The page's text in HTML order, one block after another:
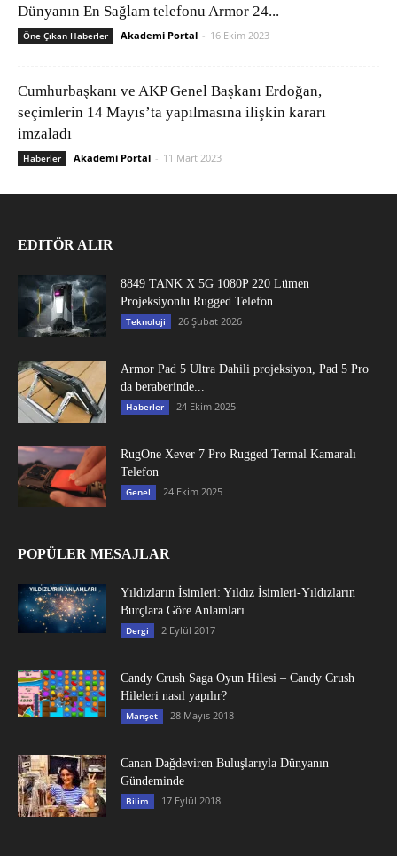
Dünyanın En Sağlam telefonu Armor 24...
Öne Çıkan Haberler Akademi Portal - 16 Ekim 2023
Cumhurbaşkanı ve AKP Genel Başkanı Erdoğan,
seçimlerin 14 Mayıs’ta yapılmasına ilişkin kararı
imzaladı
Haberler Akademi Portal - 11 Mart 2023
EDITÖR ALIR
8849 TANK X 5G 1080P 220 Lümen
Projeksiyonlu Rugged Telefon
Teknoloji 26 Şubat 2026
Armor Pad 5 Ultra Dahili projeksiyon, Pad 5 Pro
da beraberinde...
Haberler 24 Ekim 2025
RugOne Xever 7 Pro Rugged Termal Kamaralı
Telefon
Genel 24 Ekim 2025
POPÜLER MESAJLAR
Yıldızların İsimleri: Yıldız İsimleri-Yıldızların
Burçlara Göre Anlamları
Dergi 2 Eylül 2017
Candy Crush Saga Oyun Hilesi – Candy Crush
Hileleri nasıl yapılır?
Manşet 28 Mayıs 2018
Canan Dağdeviren Buluşlarıyla Dünyanın
Gündeminde
Bilim 17 Eylül 2018